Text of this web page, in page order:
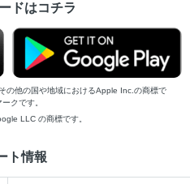
ドはコチラ
の他の国や地域におけるApple Inc.の商標で
クです。
LLC の商標です。
ト情報